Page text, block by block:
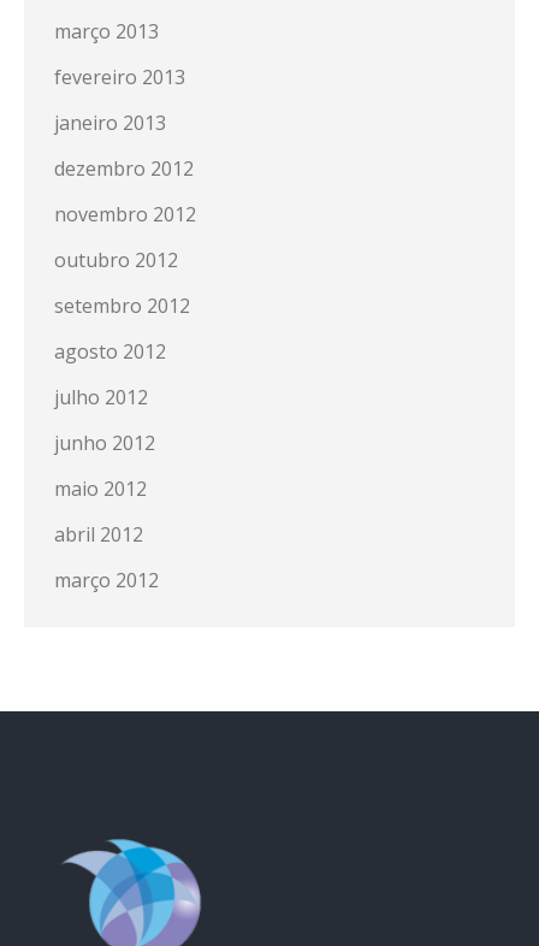
março 2013
fevereiro 2013
janeiro 2013
dezembro 2012
novembro 2012
outubro 2012
setembro 2012
agosto 2012
julho 2012
junho 2012
maio 2012
abril 2012
março 2012